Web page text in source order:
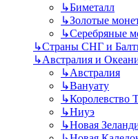
↳Биметалл
↳Золотые
↳Серебряные
↳Страны СНГ и
↳Австралия и
↳Австралия
↳Вануату
↳Королевство
↳Ниуэ
↳Новая